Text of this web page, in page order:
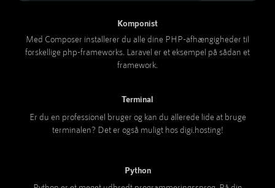
Komponist
Med Composer installerer du alle dine PHP-afhængigheder til
forskellige php-frameworks. Laravel er et eksempel på sådan et
framework.
Terminal
Er du en professionel bruger og kan du allerede lide at bruge
terminalen? Det er også muligt hos digi.hosting!
Python